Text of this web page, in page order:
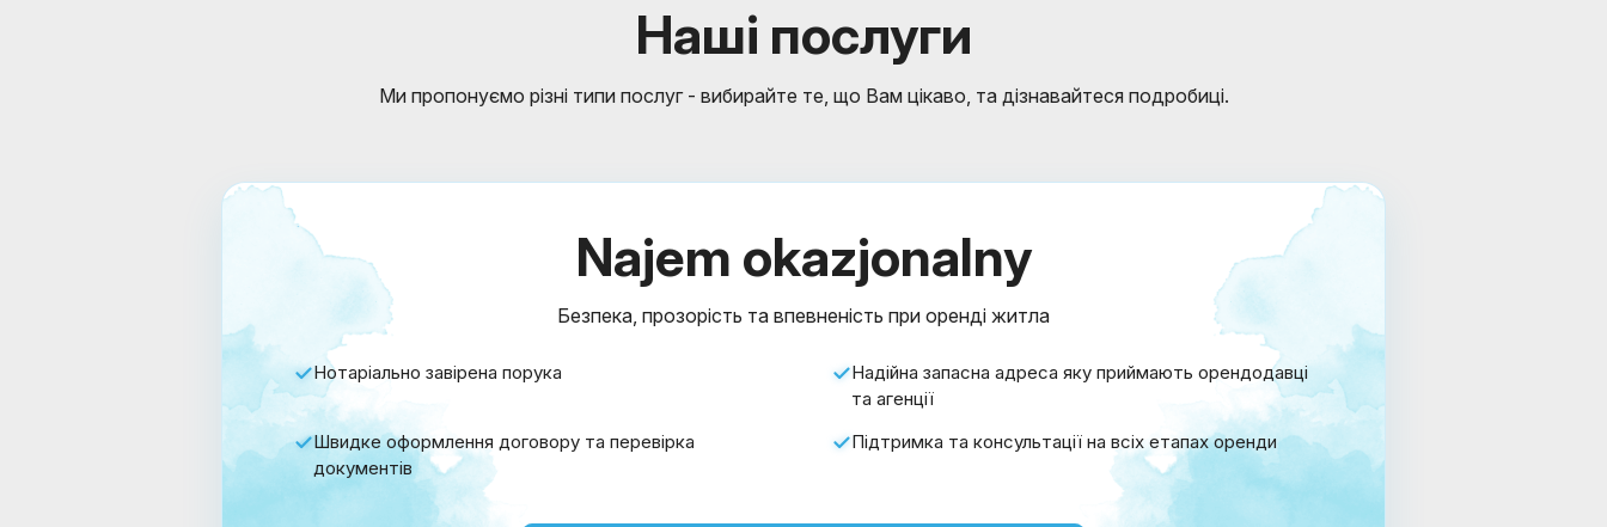
Наші послуги
Ми пропонуємо різні типи послуг - вибирайте те, що Вам цікаво, та дізнавайтеся подробиці.
Najem okazjonalny
Безпека, прозорість та впевненість при оренді житла
Нотаріально завірена порука
Надійна запасна адреса яку приймають орендодавці
та агенції
Швидке оформлення договору та перевірка
документів
Підтримка та консультації на всіх етапах оренди